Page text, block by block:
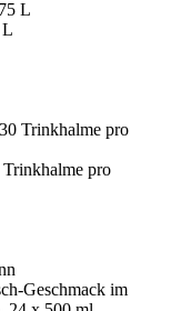
L
Trinkhalme pro